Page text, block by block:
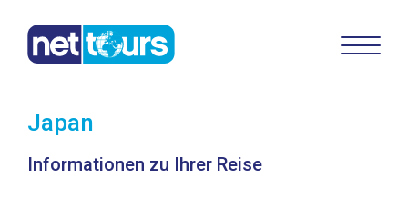
Japan
Informationen zu Ihrer Reise